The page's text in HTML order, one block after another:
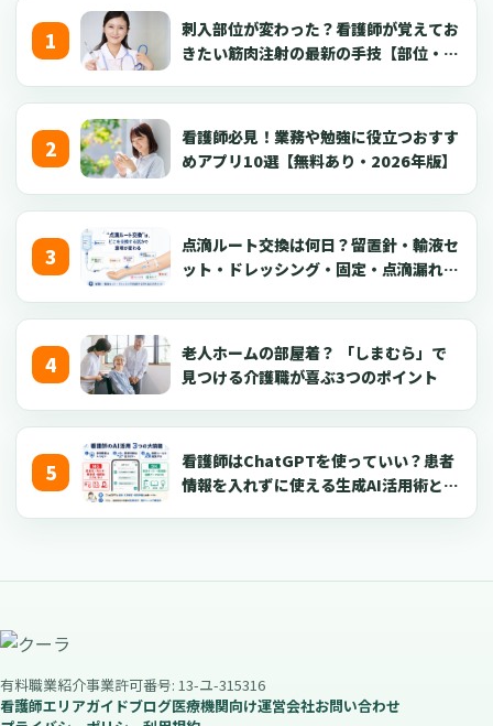
刺入部位が変わった？看護師が覚えてお
きたい筋肉注射の最新の手技【部位・
看護師必見！業務や勉強に役立つおすす
めアプリ10選【無料あり・2026年版】
点滴ルート交換は何日？留置針・輸液セ
ット・ドレッシング・固定・点滴漏れ対
老人ホームの部屋着？ 「しまむら」で
見つける介護職が喜ぶ3つのポイント
看護師はChatGPTを使っていい？患者
情報を入れずに使える生成AI活用術とプ
有料職業紹介事業許可番号: 13-ユ-315316
看護師エリアガイドブログ医療機関向け運営会社お問い合わせ